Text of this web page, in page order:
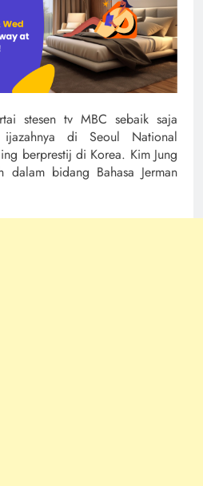
stesen tv MBC sebaik saja
ijazahnya di Seoul National
berprestij di Korea. Kim Jung
dalam bidang Bahasa Jerman